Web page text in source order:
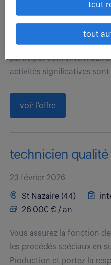
Vous assurez du respect
produits au cours du
participer activement aux
activités significatives sont
voir l'offre
technicien qualité
23 février 2026
St Nazaire (44)
26 000 € / an
Vous assurez la fonction
les procédés spéciaux en
Production et portez la
tout
tout